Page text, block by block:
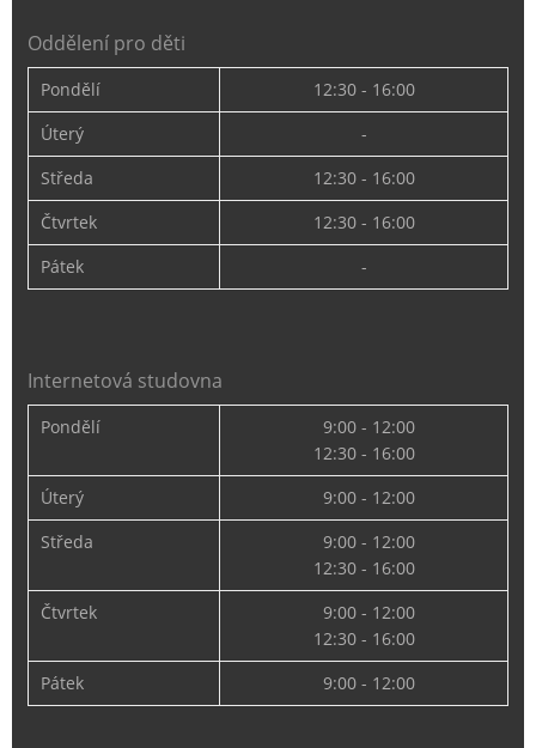
Oddělení pro děti
Pondělí
12:30 - 16:00
Úterý
-
Středa
12:30 - 16:00
Čtvrtek
12:30 - 16:00
Pátek
-
Internetová studovna
Pondělí
9:00 - 12:00
12:30 - 16:00
Úterý
9:00 - 12:00
Středa
9:00 - 12:00
12:30 - 16:00
Čtvrtek
9:00 - 12:00
12:30 - 16:00
Pátek
9:00 - 12:00